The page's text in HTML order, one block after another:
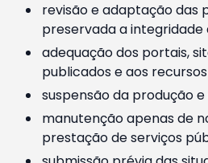
revisão e adaptação das
preservada a
adequação dos portais,
publicados e aos
suspensão da produção
manutenção apenas de
prestação de serviços